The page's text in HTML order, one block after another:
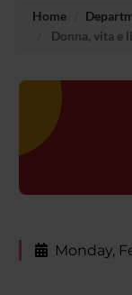
Home
Donna, vita e
Monday,